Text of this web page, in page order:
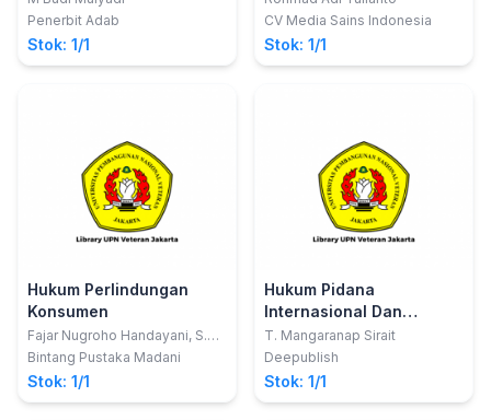
Penerbit Adab
Stok: 1/1
CV Media Sains Indonesia
Stok: 1/1
Hukum Perlindungan
Konsumen
Fajar Nugroho Handayani, S.H.;
Ahmad Raihan Harahap
Bintang Pustaka Madani
Stok: 1/1
Hukum Pidana
Internasional Dan
Perkembangannya
T. Mangaranap Sirait
Deepublish
Stok: 1/1